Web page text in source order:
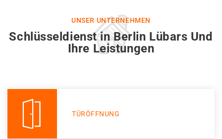
UNSER UNTERNEHMEN
Schlüsseldienst in Berlin Lübars Und
Ihre Leistungen
TÜRÖFFNUNG